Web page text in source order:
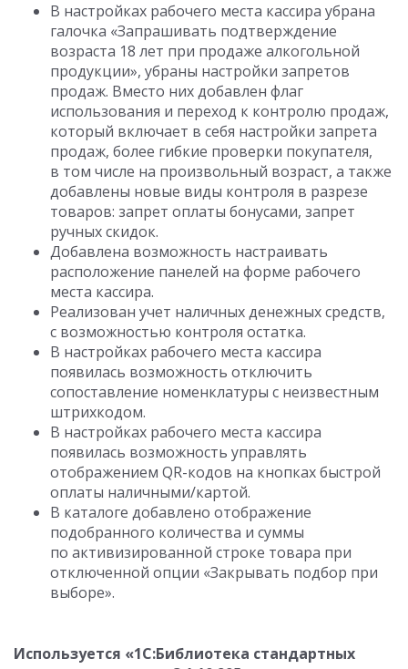
В настройках рабочего места кассира убрана
галочка «Запрашивать подтверждение
возраста 18 лет при продаже алкогольной
продукции», убраны настройки запретов
продаж. Вместо них добавлен флаг
использования и переход к контролю продаж,
который включает в себя настройки запрета
продаж, более гибкие проверки покупателя,
в том числе на произвольный возраст, а также
добавлены новые виды контроля в разрезе
товаров: запрет оплаты бонусами, запрет
ручных скидок.
Добавлена возможность настраивать
расположение панелей на форме рабочего
места кассира.
Реализован учет наличных денежных средств,
с возможностью контроля остатка.
В настройках рабочего места кассира
появилась возможность отключить
сопоставление номенклатуры с неизвестным
штрихкодом.
В настройках рабочего места кассира
появилась возможность управлять
отображением QR-кодов на кнопках быстрой
оплаты наличными/картой.
В каталоге добавлено отображение
подобранного количества и суммы
по активизированной строке товара при
отключенной опции «Закрывать подбор при
выборе».
Используется «1С:Библиотека стандартных